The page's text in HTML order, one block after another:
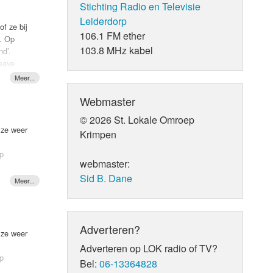
pen
rest
ze bij
Op
in
pure
weer
weer
Stichting Radio en Televisie
Leiderdorp
106.1 FM ether
103.8 MHz kabel
Webmaster
© 2026 St. Lokale Omroep
Krimpen
webmaster:
Sid B. Dane
Adverteren?
Adverteren op LOK radio of TV?
Bel:06-13364828